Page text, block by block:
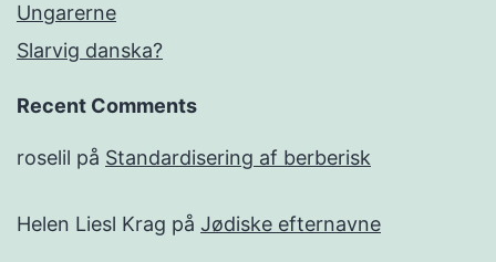
Ungarerne
Slarvig danska?
Recent Comments
roselil på Standardisering af berberisk
Helen Liesl Krag på Jødiske efternavne